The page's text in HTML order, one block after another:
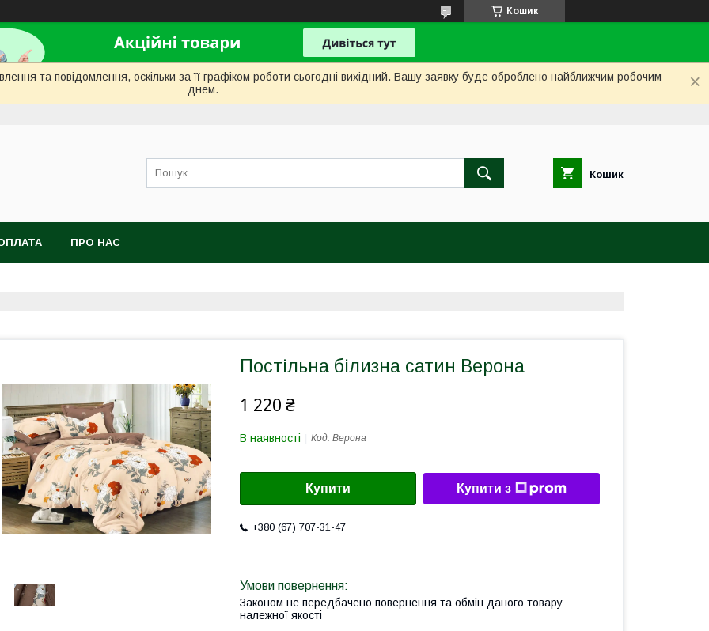
Кошик
та повідомлення, оскільки за її графіком роботи сьогодні вихідний. Вашу заявку буде оброблено найближчим робочим
днем.
Кошик
ПРО НАС
Постільна білизна сатин Верона
1 220 ₴
В наявності Код: Верона
Купити Купити з
+380 (67) 707-31-47
Законом не передбачено повернення та обмін даного товару
належної якості